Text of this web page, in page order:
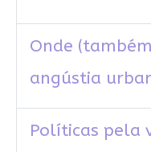
Onde
angústia
Políticas pela